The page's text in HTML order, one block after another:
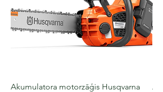
Akumulatora motorzāģis Husqvarna